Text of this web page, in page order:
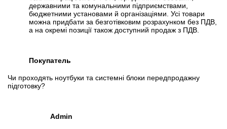
державними та комунальними підприємствами,
бюджетними установами й організаціями. Усі товари
можна придбати за безготівковим розрахунком без ПДВ,
а на окремі позиції також доступний продаж з ПДВ.
Покупатель
Чи проходять ноутбуки та системні блоки передпродажну
підготовку?
Admin